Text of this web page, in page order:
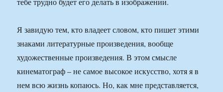
Я завидую тем, кто владеет словом, кто пишет этими
знаками литературные произведения, вообще
художественные произведения. В этом смысле
кинематограф – не самое высокое искусство, хотя я в
нем всю жизнь копаюсь. Но, как мне представляется,